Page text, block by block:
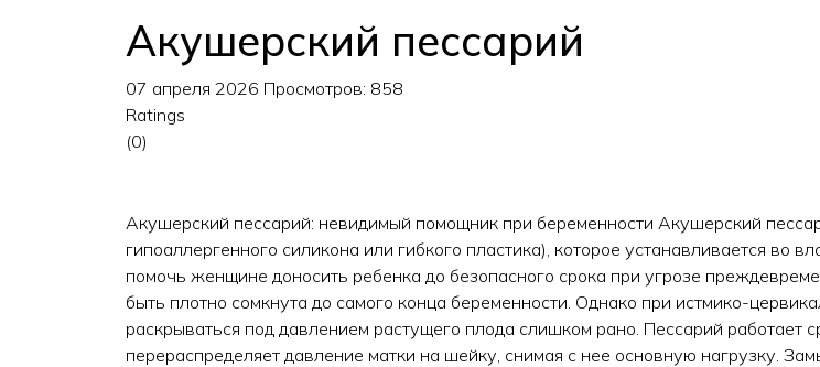
Акушерский пессарий
07 апреля 2026 Просмотров: 858
Ratings
(0)
Акушерский пессарий: невидимый помощник при беременности Акушерский
гипоаллергенного силикона или гибкого пластика), которое устанавливается
помочь женщине доносить ребенка до безопасного срока при угрозе
быть плотно сомкнута до самого конца беременности. Однако при истмико-
раскрываться под давлением растущего плода слишком рано. Пессарий работает
перераспределяет давление матки на шейку, снимая с нее основную нагрузку.